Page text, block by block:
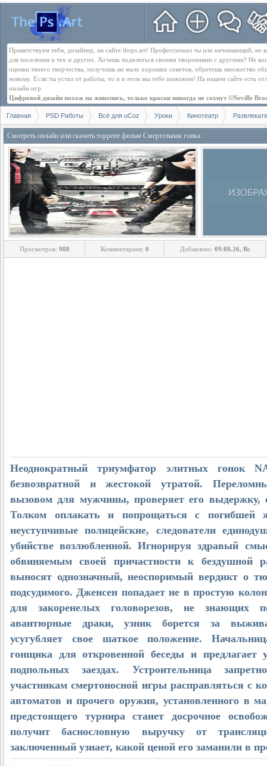
Приветствуем тебя, дизайнер, на сайте theps.art! Профессионал ты или начинающий,
для поселения и тех и других. Хочешь поделиться своими творениями с другими? Не
оценки твоего творчества, получишь не мало хороших советов, обретешь множество
новому. Если ты устал от работы, то и в этом мы тебе поможем! На нашем сайте есть
онлайн игр.
Цифровой дизайн похож на живопись, только краски никогда не сохнут ©Neville
Главная PSD Работы Всё для uCoz Уроки Кинотеатр
Смотреть онлайн или скачать торрент фильм Смертельная гонка
Просмотров: 988 Комментариев: 0 Добавлено: 09.08.26, Вс
Неоднократный триумфатор элитных гонок
безвозвратной и жестокой утратой.
вызовом для мужчины, проверяет его выдержку,
Толком оплакать и попрощаться с погибшей
неуступчивые полицейские, следователи
убийстве возлюбленной. Игнорируя здравый
обвиняемым своей причастности к бездушной
выносят однозначный, неоспоримый вердикт о
подсудимого. Дженсен попадает не в простую
для закоренелых головорезов, не знающих
авантюрные драки, узник борется за
усугубляет свое шаткое положение.
гонщика для откровенной беседы и предлагает
подпольных заездах. Устроительница
участникам смертоносной игры расправляться с
автоматов и прочего оружия, установленного в
предстоящего турнира станет досрочное
получит баснословную выручку от
заключенный узнает, какой ценой его заманили в